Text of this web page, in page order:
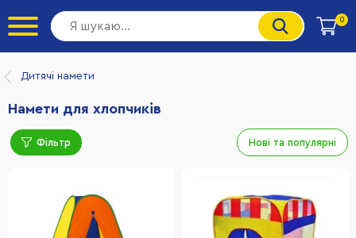
0
Дитячі намети
Намети для хлопчиків
Фільтр Нові та популярні